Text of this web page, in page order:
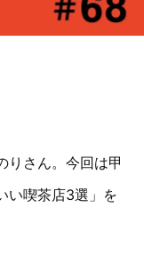
りさん。今回は甲
い喫茶店3選」を